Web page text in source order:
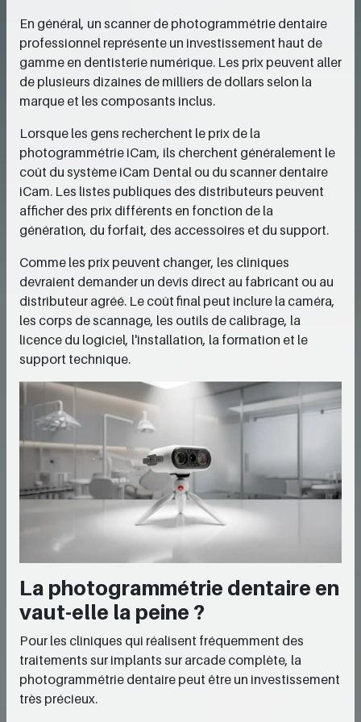
En général, un scanner de photogrammétrie dentaire
professionnel représente un investissement haut de
gamme en dentisterie numérique. Les prix peuvent aller
de plusieurs dizaines de milliers de dollars selon la
marque et les composants inclus.
Lorsque les gens recherchent le prix de la
photogrammétrie iCam, ils cherchent généralement le
coût du système iCam Dental ou du scanner dentaire
iCam. Les listes publiques des distributeurs peuvent
afficher des prix différents en fonction de la
génération, du forfait, des accessoires et du support.
Comme les prix peuvent changer, les cliniques
devraient demander un devis direct au fabricant ou au
distributeur agréé. Le coût final peut inclure la caméra,
les corps de scannage, les outils de calibrage, la
licence du logiciel, l'installation, la formation et le
support technique.
La photogrammétrie dentaire en
vaut-elle la peine ?
Pour les cliniques qui réalisent fréquemment des
traitements sur implants sur arcade complète, la
photogrammétrie dentaire peut être un investissement
très précieux.